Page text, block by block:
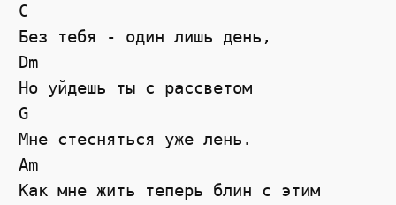
C
Без тебя - один лишь день,
Dm
Но уйдешь ты с рассветом
G
Мне стесняться уже лень.
Am
Как мне жить теперь блин с этим